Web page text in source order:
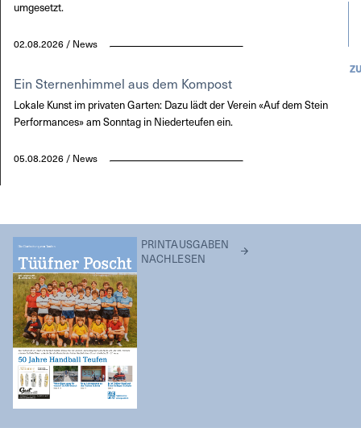
umgesetzt.
02.08.2026 / News
Ein Sternenhimmel aus dem Kompost
Lokale Kunst im privaten Garten: Dazu lädt der Verein «Auf dem Stein
Performances» am Sonntag in Niederteufen ein.
05.08.2026 / News
PRINTAUSGABEN
NACHLESEN